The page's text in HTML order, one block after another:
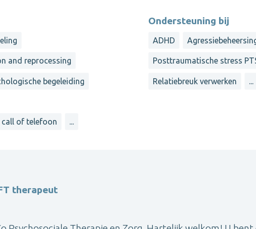
and reprocessing
begeleiding
call of telefoon ...
Ondersteuning bij
ADHD
Posttraumatische stress
Relatiebreuk verwerken ...
therapeut